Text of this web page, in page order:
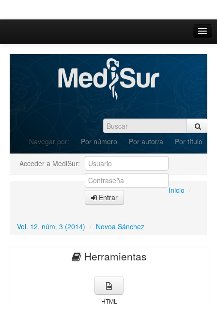
Inicio
Actual
Archivos
Navegar por: Por número Por autor/a Por título
Acceder a MediSur:
Entrar
Inicio /
Vol. 12, núm. 3 (2014) / Novoa Sánchez
Herramientas
HTML